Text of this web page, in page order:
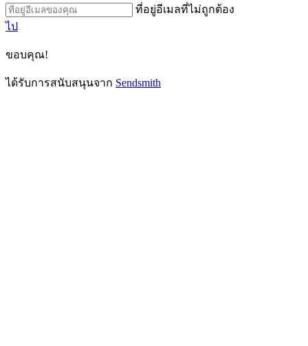
ที่อยู่อีเมลที่ไม่ถูกต้อง
ไป
ขอบคุณ!
ได้รับการสนับสนุนจาก Sendsmith